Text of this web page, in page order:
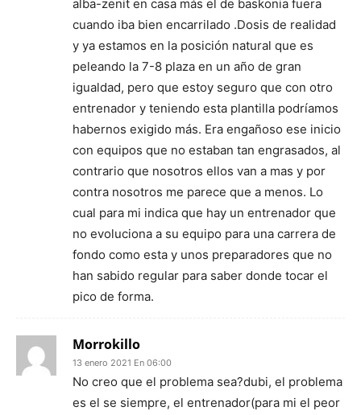
alba-zenit en casa más el de baskonia fuera
cuando iba bien encarrilado .Dosis de realidad
y ya estamos en la posición natural que es
peleando la 7-8 plaza en un año de gran
igualdad, pero que estoy seguro que con otro
entrenador y teniendo esta plantilla podríamos
habernos exigido más. Era engañoso ese inicio
con equipos que no estaban tan engrasados, al
contrario que nosotros ellos van a mas y por
contra nosotros me parece que a menos. Lo
cual para mi indica que hay un entrenador que
no evoluciona a su equipo para una carrera de
fondo como esta y unos preparadores que no
han sabido regular para saber donde tocar el
pico de forma.
Morrokillo
13 enero 2021 En 06:00
No creo que el problema sea?dubi, el problema
es el se siempre, el entrenador(para mi el peor